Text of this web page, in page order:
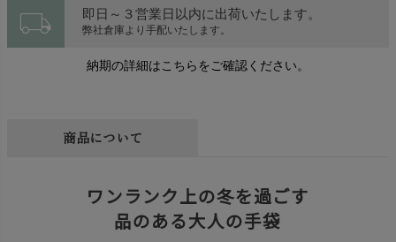
local_shipping 即日～３営業日以内に出荷いたします。
弊社倉庫より手配いたします。
納期の詳細はこちらをご確認ください。
商品について
ワンランク上の冬を過ごす
品のある大人の手袋